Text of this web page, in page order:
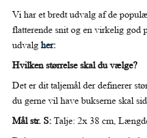
Vi har et bredt udvalg af de
flatterende snit og en virkelig god
udvalg her:
Hvilken størrelse skal du vælge?
Det er dit taljemål der definerer
du gerne vil have bukserne skal
Mål str. S:Talje: 2x 38 cm,